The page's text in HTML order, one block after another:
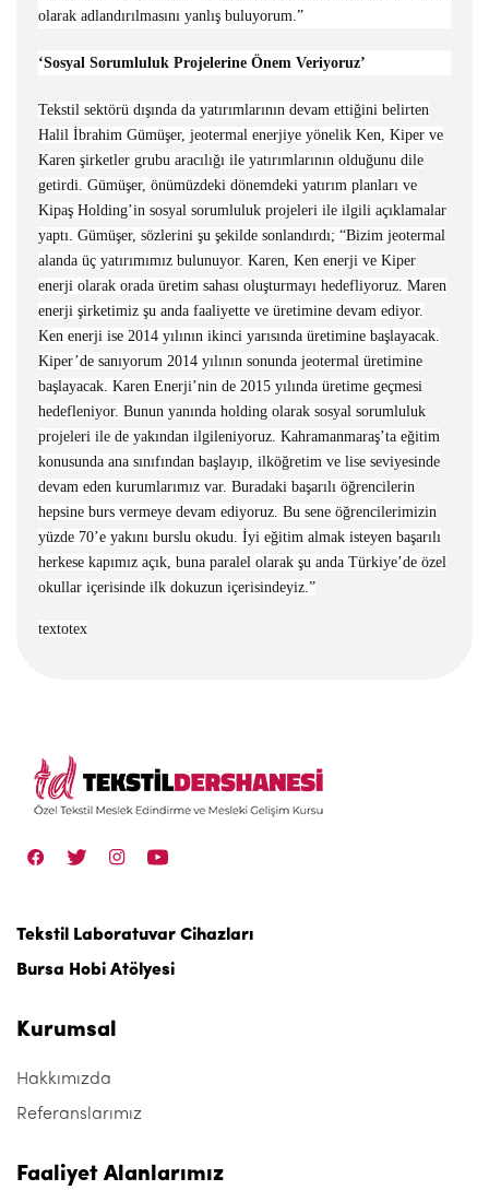
olarak adlandırılmasını yanlış buluyorum.”
‘Sosyal Sorumluluk Projelerine Önem Veriyoruz’
Tekstil sektörü dışında da yatırımlarının devam ettiğini belirten
Halil İbrahim Gümüşer, jeotermal enerjiye yönelik Ken, Kiper ve
Karen şirketler grubu aracılığı ile yatırımlarının olduğunu dile
getirdi. Gümüşer, önümüzdeki dönemdeki yatırım planları ve
Kipaş Holding’in sosyal sorumluluk projeleri ile ilgili açıklamalar
yaptı. Gümüşer, sözlerini şu şekilde sonlandırdı; “Bizim jeotermal
alanda üç yatırımımız bulunuyor. Karen, Ken enerji ve Kiper
enerji olarak orada üretim sahası oluşturmayı hedefliyoruz. Maren
enerji şirketimiz şu anda faaliyette ve üretimine devam ediyor.
Ken enerji ise 2014 yılının ikinci yarısında üretimine başlayacak.
Kiper’de sanıyorum 2014 yılının sonunda jeotermal üretimine
başlayacak. Karen Enerji’nin de 2015 yılında üretime geçmesi
hedefleniyor. Bunun yanında holding olarak sosyal sorumluluk
projeleri ile de yakından ilgileniyoruz. Kahramanmaraş’ta eğitim
konusunda ana sınıfından başlayıp, ilköğretim ve lise seviyesinde
devam eden kurumlarımız var. Buradaki başarılı öğrencilerin
hepsine burs vermeye devam ediyoruz. Bu sene öğrencilerimizin
yüzde 70’e yakını burslu okudu. İyi eğitim almak isteyen başarılı
herkese kapımız açık, buna paralel olarak şu anda Türkiye’de özel
okullar içerisinde ilk dokuzun içerisindeyiz.”
textotex
Tekstil Laboratuvar Cihazları
Bursa Hobi Atölyesi
Kurumsal
Hakkımızda
Referanslarımız
Faaliyet Alanlarımız